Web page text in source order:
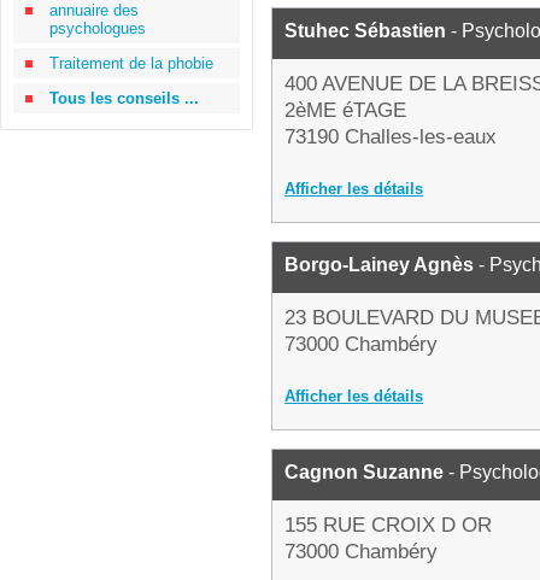
annuaire des
psychologues
Traitement de la phobie
Tous les conseils ...
Stuhec Sébastien -
400 AVENUE DE LA
2èME éTAGE
73190 Challes-les-eaux
Afficher les détails
Borgo-Lainey Agnès -
23 BOULEVARD DU
73000 Chambéry
Afficher les détails
Cagnon Suzanne -
155 RUE CROIX D OR
73000 Chambéry